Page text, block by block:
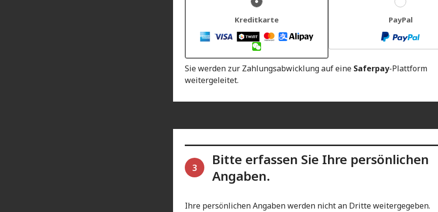
Kreditkarte PayPal
Sie werden zur Zahlungsabwicklung auf eine Saferpay-Plattform
weitergeleitet.
3
Bitte erfassen Sie Ihre persönlichen
Angaben.
Ihre persönlichen Angaben werden nicht an Dritte weitergegeben.